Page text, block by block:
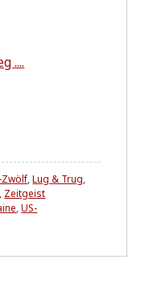
....
Zwölf,Lug & Trug,
, Zeitgeist
,US-